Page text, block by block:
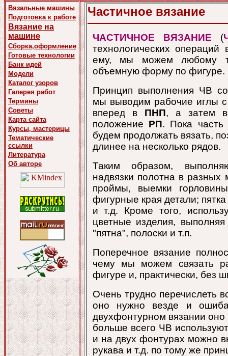
Вязальные машины
Подготовка к работе
Вязание на
машине
Сборка,оформление
Готовые технологии
Банк идей
Модели
Каталог узоров
Галерея работ
Термины
Советы
Карта сайта
Курсы, мастерицы
Тематические
ссылки
Литература
Об авторе
Частичное вязание
ЧАСТИЧНОЕ ВЯЗАНИЕ (
технологических
ему, мы можем любому
объемную форму по фигуре.
Принцип выполнения ЧВ
мы выводим рабочие иглы
вперед в ПНП, а затем
положение РП. Пока часть
будем продолжать вязать,
длинее на несколько рядов.
Таким образом,
надвязки полотна в разных
проймы, выемки
фигурные края детали;
и т.д. Кроме того,
цветные изделия,
"пятна", полоски и т.п.
Поперечное вязание
чему мы можем связать
фигуре и, практически, без
Очень трудно перечислеть
оно нужно везде и
двухфонтурном вязании
больше всего ЧВ
и на двух фонтурах можно
рукава и т.д. по тому же